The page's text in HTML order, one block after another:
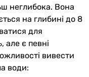
неглибока. Вона
на глибині до 8
для
але є певні
вивести
води: